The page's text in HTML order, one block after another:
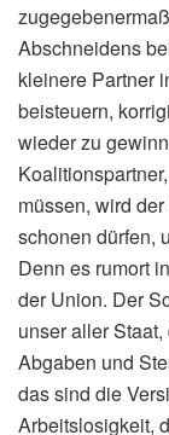
Abschneidens
kleinere Partner
beisteuern,
wieder zu
müssen, wird
schonen dürfen,
Denn es rumort
der Union. Der
unser aller
Abgaben und
das sind die
Arbeitslosigkeit,